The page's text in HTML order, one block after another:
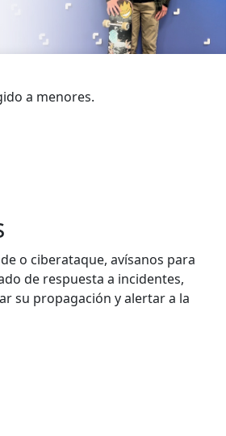
a menores.
o ciberataque, avísanos para
de respuesta a incidentes,
su propagación y alertar a la